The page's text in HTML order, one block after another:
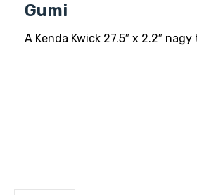
Gumi
A Kenda Kwick 27.5″ x 2.2″